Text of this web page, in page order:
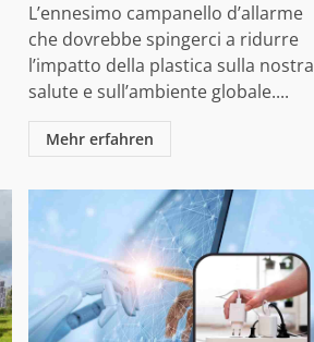
L’ennesimo campanello d’allarme
che dovrebbe spingerci a ridurre
l’impatto della plastica sulla nostra
salute e sull’ambiente globale....
Mehr erfahren